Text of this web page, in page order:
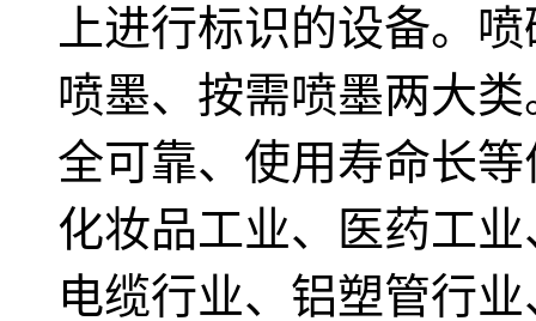
上进行标识的设备。
喷墨、按需喷墨两大
全可靠、使用寿命长
化妆品工业、医药工
电缆行业、铝塑管行